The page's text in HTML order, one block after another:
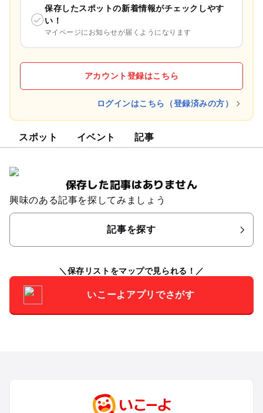
保存したスポットの新着情報がチェックしやす
い！
マイページにお知らせが届くようになります
アカウント登録はこちら
ログインはこちら（登録済みの方）
スポット イベント 記事
保存した記事はありません
興味のある記事を探してみましょう
記事を探す
保存リストをマップで見られる！
いこーよアプリでさがす